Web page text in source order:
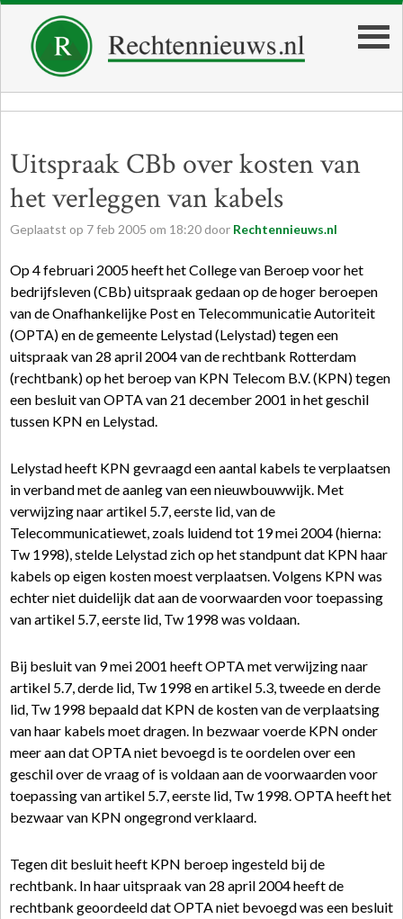
Uitspraak CBb over kosten van
het verleggen van kabels
Geplaatst op 7feb 2005 om 18:20 door Rechtennieuws.nl
Op 4 februari 2005 heeft het College van Beroep voor het
bedrijfsleven (CBb) uitspraak gedaan op de hoger beroepen
van de Onafhankelijke Post en Telecommunicatie Autoriteit
(OPTA) en de gemeente Lelystad (Lelystad) tegen een
uitspraak van 28 april 2004 van de rechtbank Rotterdam
(rechtbank) op het beroep van KPN Telecom B.V. (KPN) tegen
een besluit van OPTA van 21 december 2001 in het geschil
tussen KPN en Lelystad.
Lelystad heeft KPN gevraagd een aantal kabels te verplaatsen
in verband met de aanleg van een nieuwbouwwijk. Met
verwijzing naar artikel 5.7, eerste lid, van de
Telecommunicatiewet, zoals luidend tot 19 mei 2004 (hierna:
Tw 1998), stelde Lelystad zich op het standpunt dat KPN haar
kabels op eigen kosten moest verplaatsen. Volgens KPN was
echter niet duidelijk dat aan de voorwaarden voor toepassing
van artikel 5.7, eerste lid, Tw 1998 was voldaan.
Bij besluit van 9 mei 2001 heeft OPTA met verwijzing naar
artikel 5.7, derde lid, Tw 1998 en artikel 5.3, tweede en derde
lid, Tw 1998 bepaald dat KPN de kosten van de verplaatsing
van haar kabels moet dragen. In bezwaar voerde KPN onder
meer aan dat OPTA niet bevoegd is te oordelen over een
geschil over de vraag of is voldaan aan de voorwaarden voor
toepassing van artikel 5.7, eerste lid, Tw 1998. OPTA heeft het
bezwaar van KPN ongegrond verklaard.
Tegen dit besluit heeft KPN beroep ingesteld bij de
rechtbank. In haar uitspraak van 28 april 2004 heeft de
rechtbank geoordeeld dat OPTA niet bevoegd was een besluit